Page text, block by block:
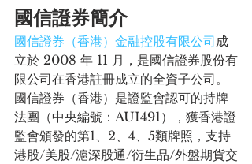
國信證券簡介
國信證券（香港）金融控股有限公司成
立於 2008 年 11 月，是國信證券股份有
限公司在香港註冊成立的全資子公司。
國信證券（香港）是證監會認可的持牌
法團（中央編號：AUI491），獲香港證
監會頒發的第1、2、4、5類牌照，支持
港股/美股/滬深股通/衍生品/外盤期貨交